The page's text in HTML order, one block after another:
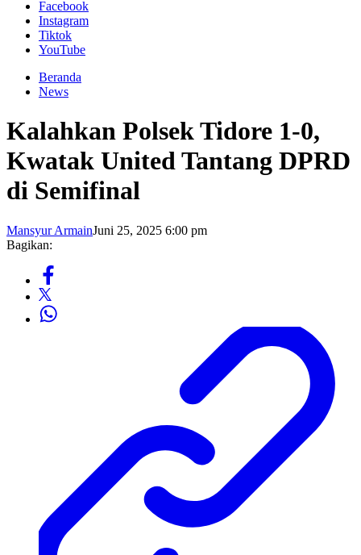
Facebook
Instagram
Tiktok
YouTube
Beranda
News
Kalahkan Polsek Tidore 1-0,
Kwatak United Tantang DPRD
di Semifinal
Mansyur ArmainJuni 25, 2025 6:00 pm
Bagikan: